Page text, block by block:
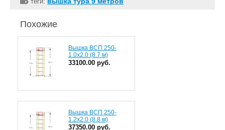
Похожие
Вышка ВСП 250-
1.0x2.0 (8.7 м)
33100.00 руб.
Вышка ВСП 250-
1.2x2.0 (8.8 м)
37350.00 руб.